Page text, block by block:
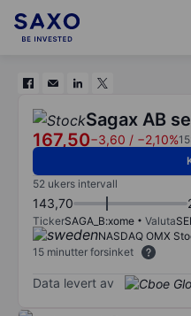
Sagax AB
167,50−3,60 / −2,10%
52 ukers intervall
143,70
TickerSAGA_B:xome Valuta
NASDAQ OMX
15 minutter forsinket
Data levert av